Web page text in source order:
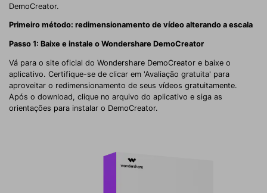
DemoCreator.
Primeiro método: redimensionamento de vídeo alterando a escala
Passo 1: Baixe e instale o Wondershare DemoCreator
Vá para o site oficial do Wondershare DemoCreator e baixe o
aplicativo. Certifique-se de clicar em 'Avaliação gratuita' para
aproveitar o redimensionamento de seus vídeos gratuitamente.
Após o download, clique no arquivo do aplicativo e siga as
orientações para instalar o DemoCreator.